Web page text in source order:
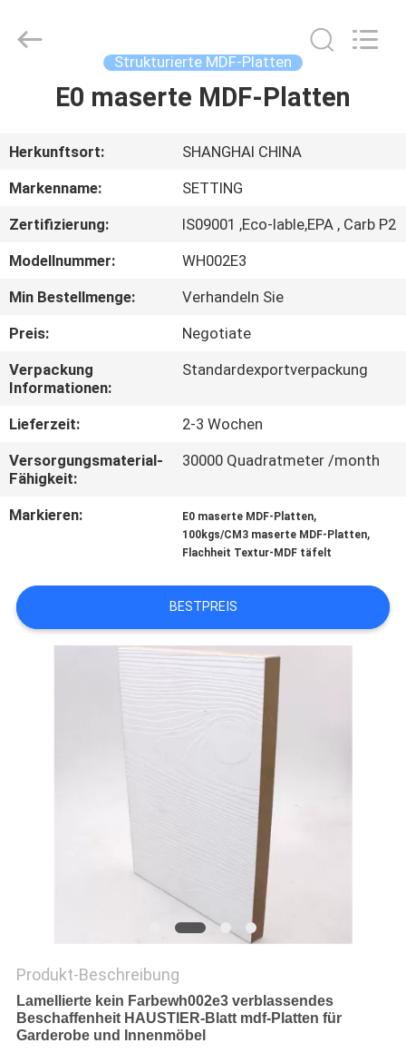
HAUS
PRODUKTE
ÜBER
FABRIK-
AUSFLUG
TRETEN
SIE
MIT
UNS
IN
NACHRICHTEN
Decorating
material
Strukturierte MDF-Platten
E0 maserte MDF-Platten
Herkunftsort:
SHANGHAI CHINA
Markenname:
SETTING
Zertifizierung:
IS09001 ,Eco-lable,EPA , Carb P2
Modellnummer:
WH002E3
Min Bestellmenge:
Verhandeln Sie
Preis:
Negotiate
Verpackung
Informationen:
Standardexportverpackung
Lieferzeit:
2-3 Wochen
Versorgungsmaterial-
Fähigkeit:
30000 Quadratmeter /month
Markieren: E0 maserte MDF-Platten,
100kgs/CM3 maserte MDF-Platten,
Flachheit Textur-MDF täfelt
BESTPREIS
Produkt-Beschreibung
Lamellierte kein Farbewh002e3 verblassendes
Beschaffenheit HAUSTIER-Blatt mdf-Platten für
Garderobe und Innenmöbel